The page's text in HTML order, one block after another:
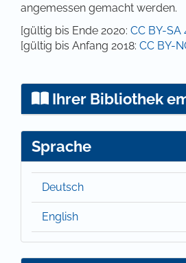
angemessen gemacht werden.
[gültig bis Ende 2020: CC BY-SA
[gültig bis Anfang 2018: CC BY-
Ihrer Bibliothek
Sprache
Deutsch
English